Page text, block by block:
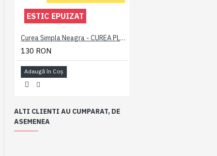
ESTIC EPUIZAT
Curea Simpla Neagra - CUREA PLAIN NEAGRA - 2XL 3XL 4XL 5XL 6XL 7XL
130 RON
Adaugă în Coş
ALTI CLIENTI AU CUMPARAT, DE
ASEMENEA